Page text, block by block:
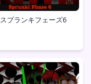
スプランキフェーズ6